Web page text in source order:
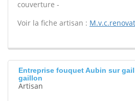
couverture -
Voir la fiche artisan :
Entreprise fouquet Aubin sur
gaillon
Artisan